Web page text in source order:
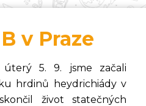
v Praze
5. 9. jsme začali
hrdinů heydrichiády v
život statečných